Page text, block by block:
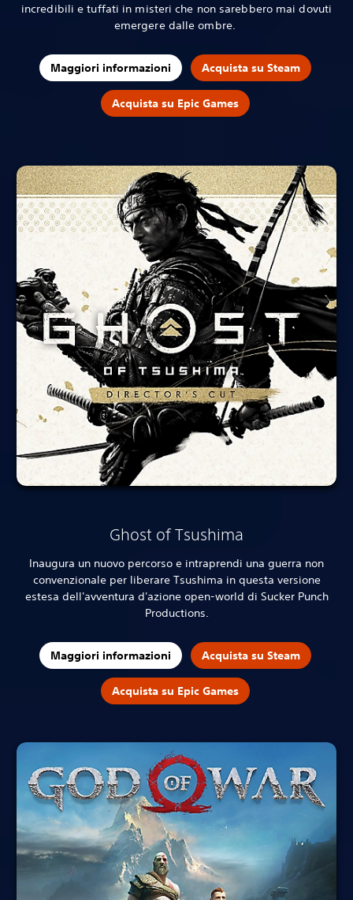
incredibili e tuffati in misteri che non sarebbero mai dovuti
emergere dalle ombre.
Maggiori informazioni Acquista su Steam
Acquista su Epic Games
Ghost of Tsushima
Inaugura un nuovo percorso e intraprendi una guerra non
convenzionale per liberare Tsushima in questa versione
estesa dell'avventura d'azione open-world di Sucker Punch
Productions.
Maggiori informazioni Acquista su Steam
Acquista su Epic Games